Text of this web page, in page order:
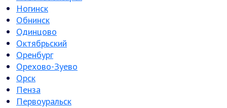
Ногинск
Обнинск
Одинцово
Октябрьский
Оренбург
Орехово-Зуево
Орск
Пенза
Первоуральск